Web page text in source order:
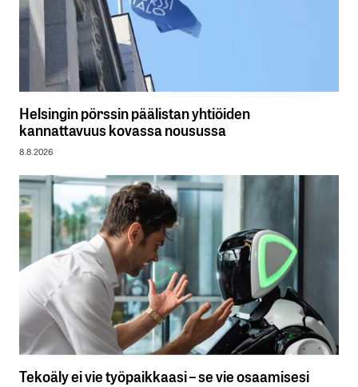
Helsingin pörssin päälistan yhtiöiden
kannattavuus kovassa nousussa
8.8.2026
Tekoäly ei vie työpaikkaasi – se vie osaamisesi